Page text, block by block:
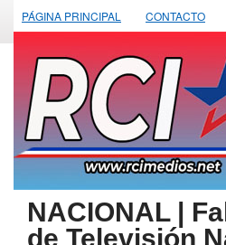
PÁGINA PRINCIPAL CONTACTO
NACIONAL |
de Televisión